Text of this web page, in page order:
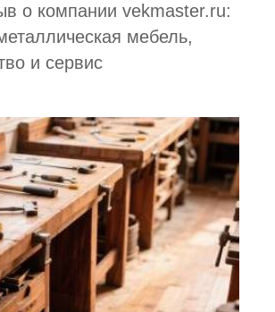
о компании vekmaster.ru:
мебель,
и сервис